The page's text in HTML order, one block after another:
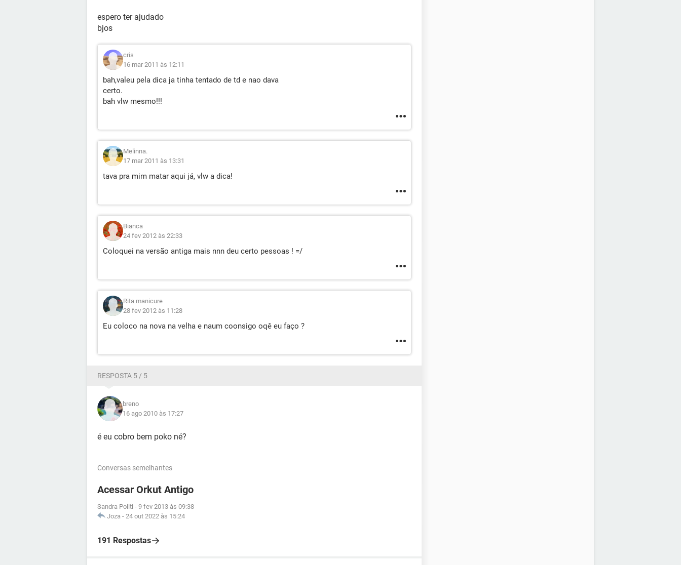
espero ter ajudado
bjos
cris
16 mar 2011 às 12:11
bah,valeu pela dica ja tinha tentado de td e nao dava
certo.
bah vlw mesmo!!!
Melinna.
17 mar 2011 às 13:31
tava pra mim matar aqui já, vlw a dica!
Bianca
24 fev 2012 às 22:33
Coloquei na versão antiga mais nnn deu certo pessoas ! =/
Rita manicure
28 fev 2012 às 11:28
Eu coloco na nova na velha e naum coonsigo oqê eu faço ?
RESPOSTA 5 / 5
breno
16 ago 2010 às 17:27
é eu cobro bem poko né?
Conversas semelhantes
Acessar Orkut Antigo
Sandra Politi - 9 fev 2013 às 09:38
Joza - 24 out 2022 às 15:24
191 Respostas